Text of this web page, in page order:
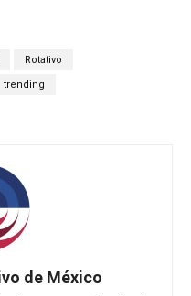
Rotativo
trending
de México